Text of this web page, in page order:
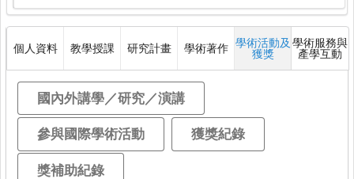
個人資料 教學授課 研究計畫 學術著作 學術活動及
獲獎
學術服務與
產學互動
國內外講學／研究／演講
參與國際學術活動 獲獎紀錄
獎補助紀錄